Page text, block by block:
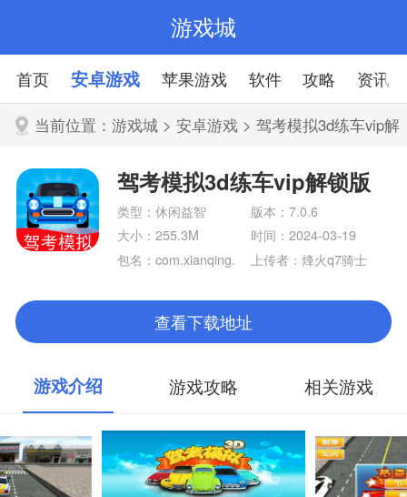
游戏城
首页 安卓游戏 苹果游戏 软件 攻略 资讯
当前位置：游戏城 >安卓游戏 > 驾考模拟3d练车vip解
锁版
驾考模拟3d练车vip解锁版
类型：休闲益智
版本：7.0.6
大小：255.3M
时间：2024-03-19
包名：com.xianqing.
上传者：烽火q7骑士
查看下载地址
游戏介绍 游戏攻略 相关游戏